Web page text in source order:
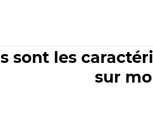
sont les
sur